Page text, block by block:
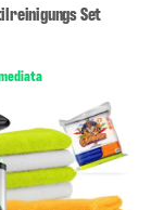
Set